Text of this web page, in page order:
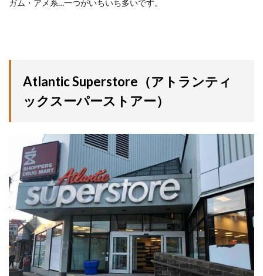
ガム・アメ系…一つがいちいち多いです。
Atlantic Superstore（アトランティ
ックスーパーストアー）